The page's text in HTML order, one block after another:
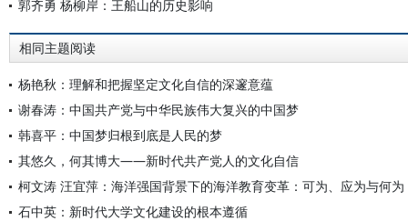
郭齐勇 杨柳岸：王船山的历史影响
相同主题阅读
杨艳秋：理解和把握坚定文化自信的深邃意蕴
谢春涛：中国共产党与中华民族伟大复兴的中国梦
韩喜平：中国梦归根到底是人民的梦
其悠久，何其博大——新时代共产党人的文化自信
柯文涛 汪宜萍：海洋强国背景下的海洋教育变革：可为、应为与何为
石中英：新时代大学文化建设的根本遵循